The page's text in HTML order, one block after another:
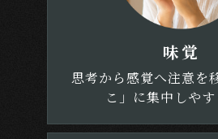
味覚
思考から感覚へ注意を
こ」に集中しやす